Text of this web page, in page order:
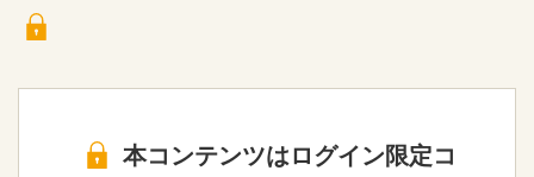
本コンテンツはログイン限定コ